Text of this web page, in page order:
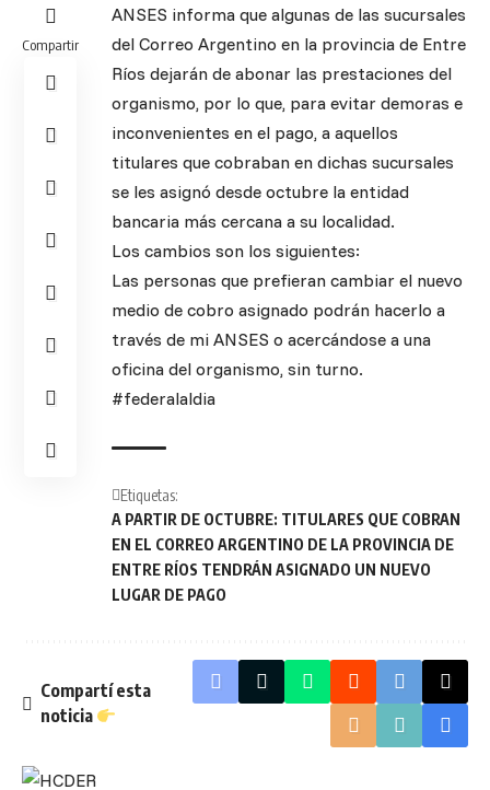
Compartir
ANSES informa que algunas de las sucursales
del Correo Argentino en la provincia de Entre
Ríos dejarán de abonar las prestaciones del
organismo, por lo que, para evitar demoras e
inconvenientes en el pago, a aquellos
titulares que cobraban en dichas sucursales
se les asignó desde octubre la entidad
bancaria más cercana a su localidad.
Los cambios son los siguientes:
Las personas que prefieran cambiar el nuevo
medio de cobro asignado podrán hacerlo a
través de mi ANSES o acercándose a una
oficina del organismo, sin turno.
#federalaldia
Etiquetas:
A PARTIR DE OCTUBRE: TITULARES QUE COBRAN
EN EL CORREO ARGENTINO DE LA PROVINCIA DE
ENTRE RÍOS TENDRÁN ASIGNADO UN NUEVO
LUGAR DE PAGO
Compartí esta
noticia